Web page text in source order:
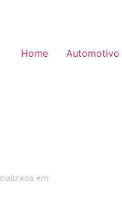
Home Automotivo
em: